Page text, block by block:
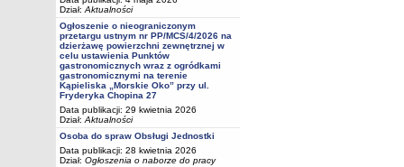
Dział: Aktualności
Ogłoszenie o nieograniczonym
przetargu ustnym nr PP/MCS/4/2026 na
dzierżawę powierzchni zewnętrznej w
celu ustawienia Punktów
gastronomicznych wraz z ogródkami
gastronomicznymi na terenie
Kąpieliska „Morskie Oko” przy ul.
Fryderyka Chopina 27
Data publikacji: 29 kwietnia 2026
Dział: Aktualności
Osoba do spraw Obsługi Jednostki
Data publikacji: 28 kwietnia 2026
Dział: Ogłoszenia o naborze do pracy